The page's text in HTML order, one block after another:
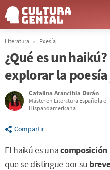
Literatura Poesía
¿Qué es un
explorar la
Catalina Arancibia Durán
Máster en Literatura Española e
Hispanoamericana
Compartir
El haikú es unacomposición
que se distingue por su